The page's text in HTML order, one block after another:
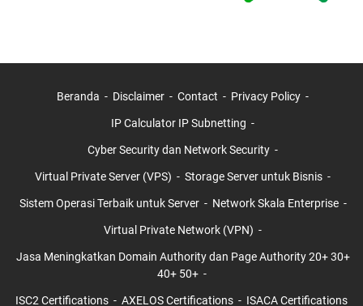
Beranda Disclaimer Contact Privacy Policy
IP Calculator IP Subnetting
Cyber Security dan Network Security
Virtual Private Server (VPS) Storage Server untuk Bisnis
Sistem Operasi Terbaik untuk Server Network Skala Enterprise
Virtual Private Network (VPN)
Jasa Meningkatkan Domain Authority dan Page Authority 20+ 30+
40+ 50+
ISC2 Certifications AXELOS Certifications ISACA Certifications